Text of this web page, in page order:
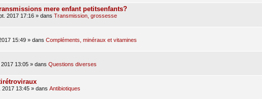
mere enfant petitsenfants?
2017 17:16 » dans Transmission, grossesse
15:49 » dans Compléments, minéraux et vitamines
13:05 » dans Questions diverses
2017 13:45 » dans Antibiotiques